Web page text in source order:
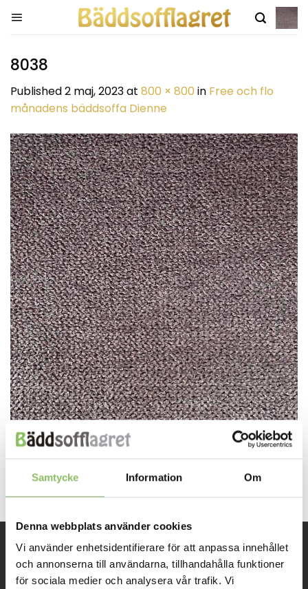
Samtycke Information Om
Denna webbplats använder cookies
Vi använder enhetsidentifierare för att anpassa innehållet
och annonserna till användarna, tillhandahålla funktioner
för sociala medier och analysera vår trafik. Vi
8038
Published2 maj, 2023at 800 × 800 in Free och flo
månadens bäddsoffa Dienne
Both comments and trackbacks are currently closed.
Previous
INFORMATION